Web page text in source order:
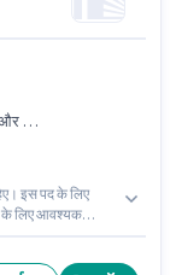
इस पद के लिए
के लिए आवश्यक